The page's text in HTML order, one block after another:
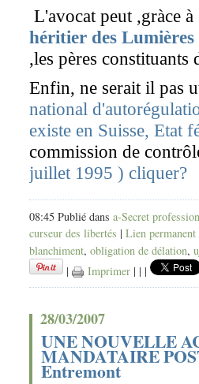
L'avocat peut ,gràce
héritier des Lumières
,les pères constituants
Enfin, ne serait il pas
national
existe en Suisse, Etat
commission de
juillet 1995 ) cliquer?
08:45 Publié dans a-Secret
curseur des libertés | Lien permanent
blanchiment, obligation de délation,
|
Imprimer | | |
28/03/2007
UNE NOUVELLE
MANDATAIRE
Entremont